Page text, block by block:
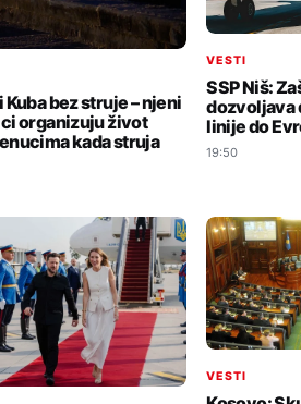
Kuba bez struje – njeni
organizuju život
kada struja
VESTI
SSP Niš:
dozvoljava
linije do
19:50
VESTI